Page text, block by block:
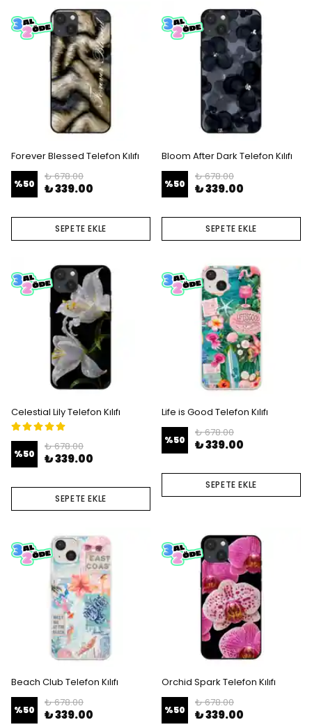
Forever Blessed Telefon Kılıfı
%50
₺ 678.00
₺ 339.00
SEPETE EKLE
Bloom After Dark Telefon Kılıfı
%50
₺ 678.00
₺ 339.00
SEPETE EKLE
Celestial Lily Telefon Kılıfı
%50
₺ 678.00
₺ 339.00
SEPETE EKLE
Life is Good Telefon Kılıfı
%50
₺ 678.00
₺ 339.00
SEPETE EKLE
Beach Club Telefon Kılıfı
%50
₺ 678.00
₺ 339.00
Orchid Spark Telefon Kılıfı
%50
₺ 678.00
₺ 339.00